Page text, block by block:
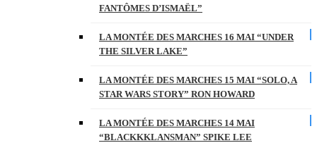
FANTÔMES D’ISMAËL”
LA MONTÉE DES MARCHES 16 MAI “UNDER
THE SILVER LAKE”
LA MONTÉE DES MARCHES 15 MAI “SOLO, A
STAR WARS STORY” RON HOWARD
LA MONTÉE DES MARCHES 14 MAI
“BLACKKKLANSMAN” SPIKE LEE